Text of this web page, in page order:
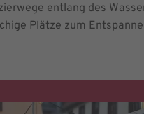
entlang des
Plätze zum